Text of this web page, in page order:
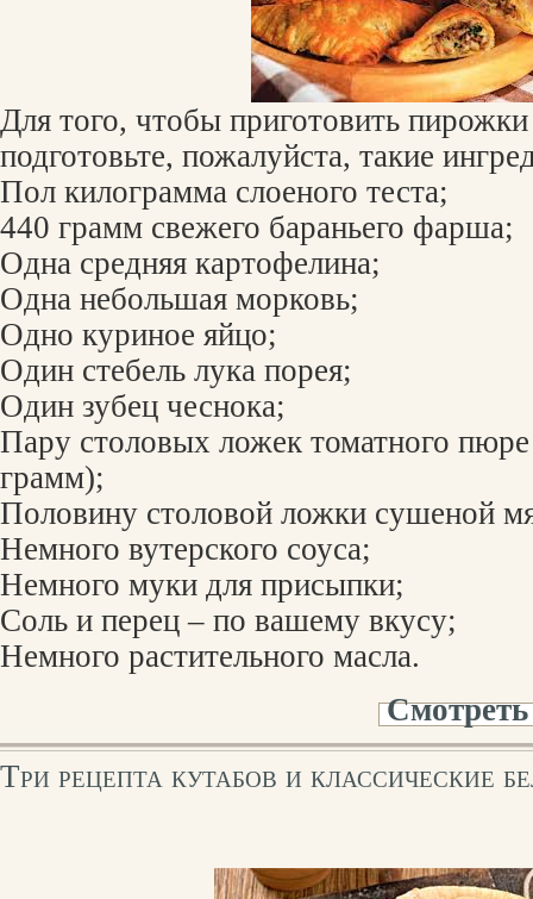
Для того, чтобы приготовить
подготовьте, пожалуйста, такие
Пол килограмма слоеного теста;
440 грамм свежего бараньего фарша;
Одна средняя картофелина;
Одна небольшая морковь;
Одно куриное яйцо;
Один стебель лука порея;
Один зубец чеснока;
Пару столовых ложек томатного
грамм);
Половину столовой ложки сушеной
Немного вутерского соуса;
Немного муки для присыпки;
Соль и перец – по вашему вкусу;
Немного растительного масла.
Три рецепта кутабов и классические